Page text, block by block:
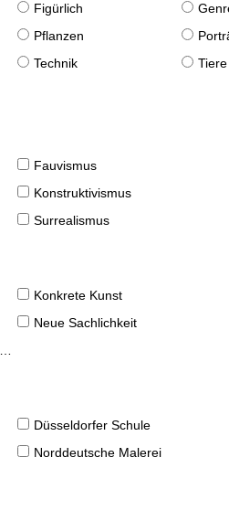
Figürlich
Pflanzen
Technik Tiere
Fauvismus
Konstruktivismus
Surrealismus
Konkrete Kunst
Neue Sachlichkeit
Düsseldorfer Schule
Norddeutsche Malerei